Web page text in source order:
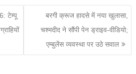
टेम्पू
बरगी क्रूज हादसे में नया खुलासा,
चश्मदीद ने सौंपी पेन ड्राइव-वीडियो;
एम्बुलेंस व्यवस्था पर उठे सवाल